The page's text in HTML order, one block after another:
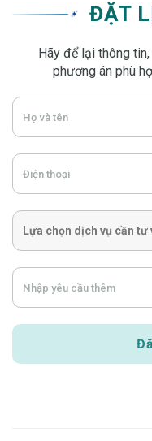
ĐẶT
Hãy để lại thông tin,
phương án phù